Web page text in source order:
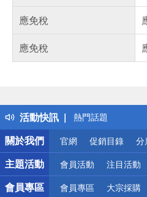
應免稅
應免稅
活動快訊
得獎公告
熱門話題
銀行優惠
偏遠地區配送
詐騙網頁！請小心
關於我們
官網 促銷目錄 分
主題活動 會員活動 注目活動
會員專區 會員專區 大宗採購